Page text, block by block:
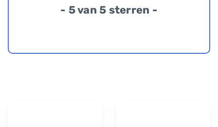
- 5 van 5 sterren -